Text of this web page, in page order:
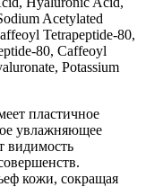
Acetylated
Tetrapeptide-80,
80, Caffeoyl
Potassium
пластичное
увлажняющее
видимость
кожи, сокращая